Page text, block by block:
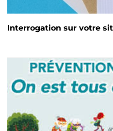
Interrogation sur votre